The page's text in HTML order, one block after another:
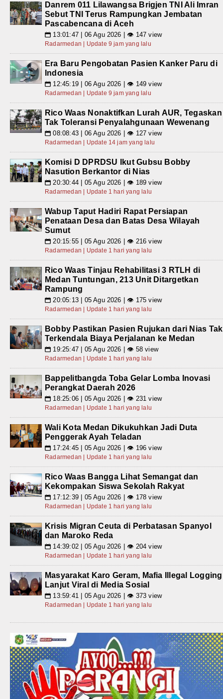
Danrem 011 Lilawangsa Brigjen TNI Ali Imran
Sebut TNI Terus Rampungkan Jembatan
Pascabencana di Aceh
📅 13:01:47 | 06 Agu 2026 | 👁 147 view
Radarmedan | Update 9 jam yang lalu
Era Baru Pengobatan Pasien Kanker Paru di
Indonesia
📅 12:45:19 | 06 Agu 2026 | 👁 149 view
Radarmedan | Update 9 jam yang lalu
Rico Waas Nonaktifkan Lurah AUR, Tegaskan
Tak Toleransi Penyalahgunaan Wewenang
📅 08:08:43 | 06 Agu 2026 | 👁 127 view
Radarmedan | Update 14 jam yang lalu
Komisi D DPRDSU Ikut Gubsu Bobby
Nasution Berkantor di Nias
📅 20:30:44 | 05 Agu 2026 | 👁 189 view
Radarmedan | Update 1 hari yang lalu
Wabup Taput Hadiri Rapat Persiapan
Penataan Desa dan Batas Desa Wilayah
Sumut
📅 20:15:55 | 05 Agu 2026 | 👁 216 view
Radarmedan | Update 1 hari yang lalu
Rico Waas Tinjau Rehabilitasi 3 RTLH di
Medan Tuntungan, 213 Unit Ditargetkan
Rampung
📅 20:05:13 | 05 Agu 2026 | 👁 175 view
Radarmedan | Update 1 hari yang lalu
Bobby Pastikan Pasien Rujukan dari Nias Tak
Terkendala Biaya Perjalanan ke Medan
📅 19:25:47 | 05 Agu 2026 | 👁 58 view
Radarmedan | Update 1 hari yang lalu
Bappelitbangda Toba Gelar Lomba Inovasi
Perangkat Daerah 2026
📅 18:25:06 | 05 Agu 2026 | 👁 231 view
Radarmedan | Update 1 hari yang lalu
Wali Kota Medan Dikukuhkan Jadi Duta
Penggerak Ayah Teladan
📅 17:24:45 | 05 Agu 2026 | 👁 196 view
Radarmedan | Update 1 hari yang lalu
Rico Waas Bangga Lihat Semangat dan
Kekompakan Siswa Sekolah Rakyat
📅 17:12:39 | 05 Agu 2026 | 👁 178 view
Radarmedan | Update 1 hari yang lalu
Krisis Migran Ceuta di Perbatasan Spanyol
dan Maroko Reda
📅 14:39:02 | 05 Agu 2026 | 👁 204 view
Radarmedan | Update 1 hari yang lalu
Masyarakat Karo Geram, Mafia Illegal Logging
Lanjut Viral di Media Sosial
📅 13:59:41 | 05 Agu 2026 | 👁 373 view
Radarmedan | Update 1 hari yang lalu